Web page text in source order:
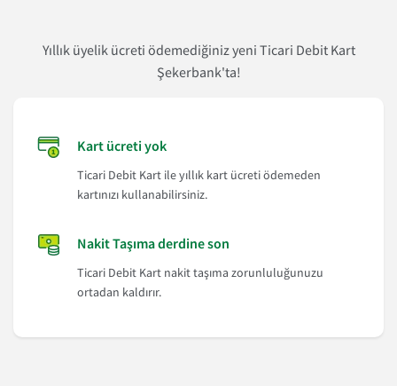
Yıllık üyelik ücreti ödemediğiniz yeni Ticari Debit Kart
Şekerbank'ta!
Kart ücreti yok
Ticari Debit Kart ile yıllık kart ücreti ödemeden
kartınızı kullanabilirsiniz.
Nakit Taşıma derdine son
Ticari Debit Kart nakit taşıma zorunluluğunuzu
ortadan kaldırır.